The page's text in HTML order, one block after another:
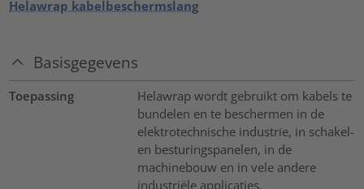
Helawrap kabelbeschermslang
Basisgegevens
Toepassing
Helawrap wordt gebruikt om kabels te
bundelen en te beschermen in de
elektrotechnische industrie, in schakel-
en besturingspanelen, in de
machinebouw en in vele andere
industriële applicaties.